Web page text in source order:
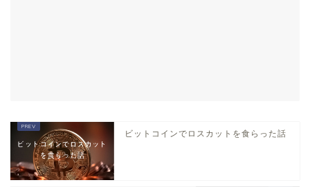
ビットコインでロスカットを食らった話